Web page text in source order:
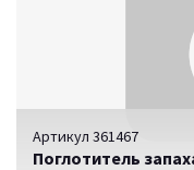
Артикул 361467
Поглотитель